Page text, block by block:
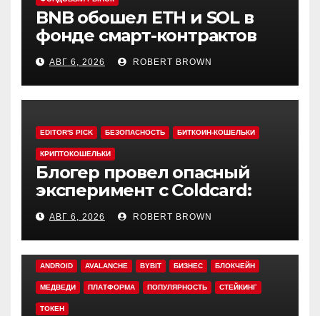
BNB обошел ETH и SOL в
фонде смарт-контрактов
Grayscale
АВГ 6, 2026 ROBERT BROWN
EDITOR'S PICK БЕЗОПАСНОСТЬ БИТКОИН-КОШЕЛЬКИ
КРИПТОКОШЕЛЬКИ
Блогер провел опасный
эксперимент с Coldcard:
быстрый взлом уязвимого
кошелька
АВГ 6, 2026 ROBERT BROWN
ANDROID AVALANCHE BYBIT БИЗНЕС БЛОКЧЕЙН
МЕДВЕДИ ПЛАТФОРМА ПОПУЛЯРНОСТЬ СТЕЙКИНГ
ТОКЕН